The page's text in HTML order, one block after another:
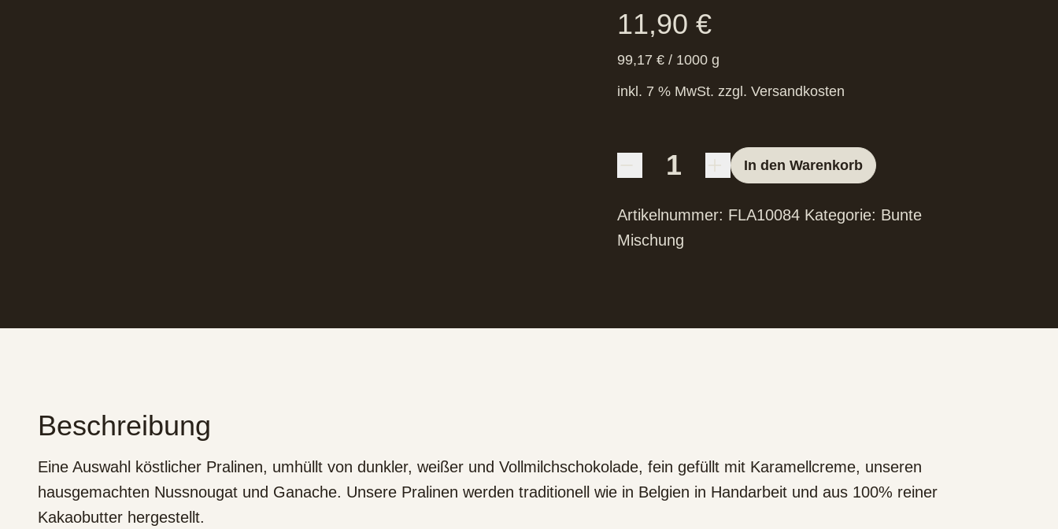
11,90 €
99,17 € / 1000 g
inkl. 7 % MwSt. zzgl. Versandkosten
In den Warenkorb
Artikelnummer: FLA10084 Kategorie: Bunte
Mischung
Beschreibung
Eine Auswahl köstlicher Pralinen, umhüllt von dunkler, weißer und Vollmilchschokolade, fein gefüllt mit Karamellcreme, unseren
hausgemachten Nussnougat und Ganache. Unsere Pralinen werden traditionell wie in Belgien in Handarbeit und aus 100% reiner
Kakaobutter hergestellt.